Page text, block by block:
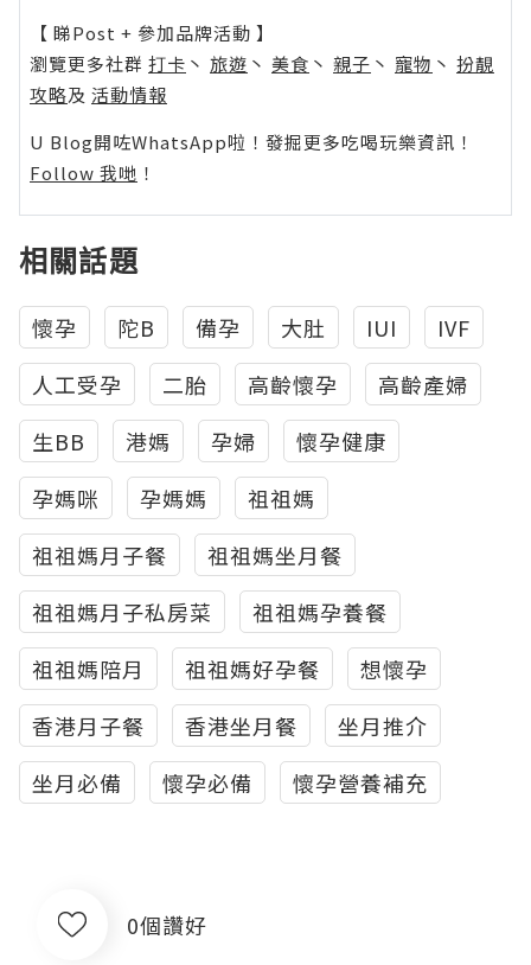
【 睇Post + 參加品牌活動 】
瀏覽更多社群 打卡 丶 旅遊 丶 美食 丶 親子 丶 寵物 丶 扮靚
攻略及 活動情報
U Blog開咗WhatsApp啦！發掘更多吃喝玩樂資訊！
Follow 我哋 ！
相關話題
懷孕 陀B 備孕 大肚 IUI
IVF
人工受孕
二胎 高齡懷孕
高齡產婦
生BB
港媽 孕婦
懷孕健康
孕媽咪
孕媽媽
祖祖媽
祖祖媽月子餐
祖祖媽坐月餐
祖祖媽月子私房菜
祖祖媽孕養餐
祖祖媽陪月
祖祖媽好孕餐
想懷孕
香港月子餐
香港坐月餐
坐月推介
坐月必備
懷孕必備 懷孕營養補充
0個讚好